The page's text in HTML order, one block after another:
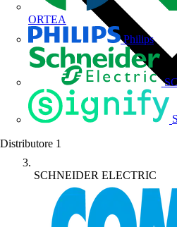
ORTEA
Philips
Distributore 1
SCHNEIDER ELECTRIC